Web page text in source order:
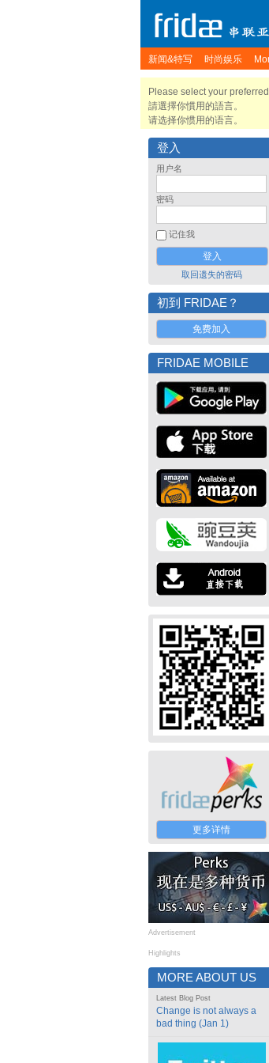
新闻&特写 时尚娱乐
Please select your
請選擇你慣用的語言。
请选择你惯用的语言。
登入
用户名
密码
记住我
取回遗失的密码
初到 FRIDAE？
免费加入
FRIDAE MOBILE
更多详情
Advertisement
Highlights
MORE ABOUT US
Latest Blog Post
Change is not always a
bad thing (Jan 1)